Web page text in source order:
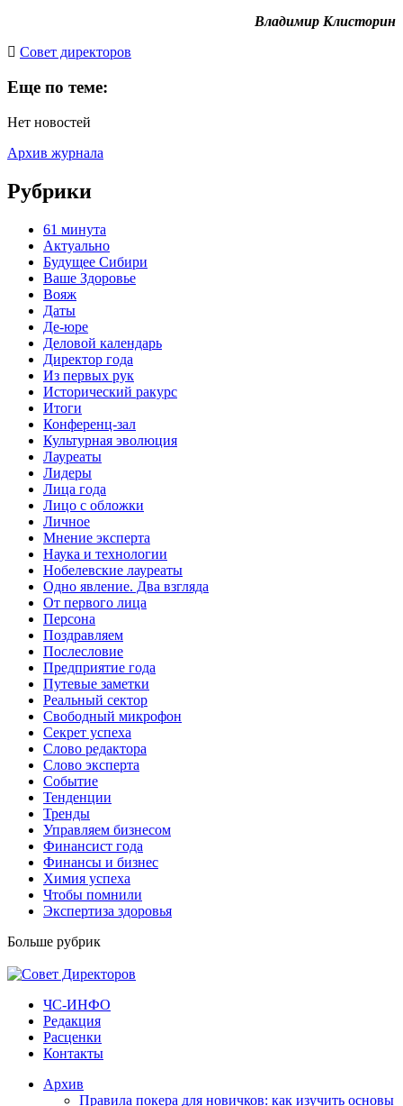
Владимир Клисторин
Cовет директоров
Еще по теме:
Нет новостей
Архив журнала
Рубрики
61 минута
Актуально
Будущее Сибири
Ваше Здоровье
Вояж
Даты
Де-юре
Деловой календарь
Директор года
Из первых рук
Исторический ракурс
Итоги
Конференц-зал
Культурная эволюция
Лауреаты
Лидеры
Лица года
Лицо с обложки
Личное
Мнение эксперта
Наука и технологии
Нобелевские лауреаты
Одно явление. Два взгляда
От первого лица
Персона
Поздравляем
Послесловие
Предприятие года
Путевые заметки
Реальный сектор
Свободный микрофон
Секрет успеха
Слово редактора
Слово эксперта
Событие
Тенденции
Тренды
Управляем бизнесом
Финансист года
Финансы и бизнес
Химия успеха
Чтобы помнили
Экспертиза здоровья
Больше рубрик
ЧС-ИНФО
Редакция
Расценки
Контакты
Архив
Правила покера для новичков: как изучить основы